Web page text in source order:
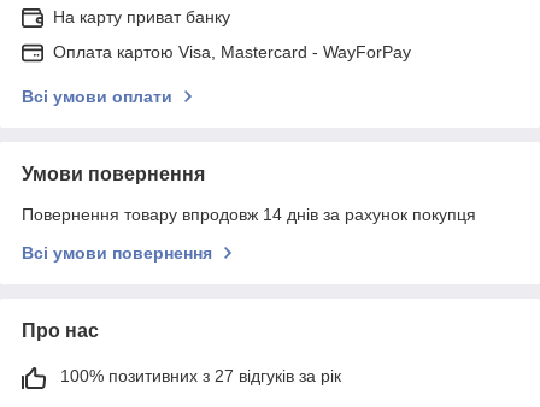
На карту приват банку
Оплата картою Visa, Mastercard - WayForPay
Всі умови оплати
Умови повернення
Повернення товару впродовж 14 днів за рахунок покупця
Всі умови повернення
Про нас
100% позитивних з 27 відгуків за рік